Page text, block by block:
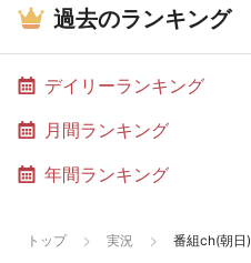
過去のランキング
デイリーランキング
月間ランキング
年間ランキング
トップ 実況 番組ch(朝日)